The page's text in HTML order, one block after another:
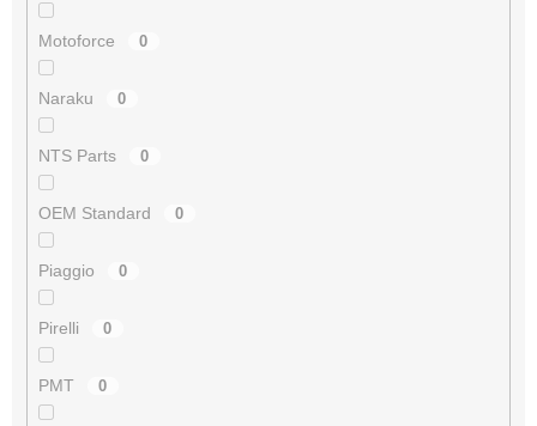
Motoforce 0
Naraku 0
NTS Parts 0
OEM Standard 0
Piaggio 0
Pirelli 0
PMT 0